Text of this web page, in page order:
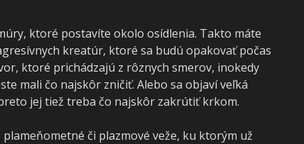
ktoré postavíte okolo osídlenia. Takto máte
kreatúr, ktoré sa budú opakovať počas
ktoré prichádzajú z rôznych smerov, inokedy
mali čo najskôr zničiť. Alebo sa objaví veľká
jej tiež treba čo najskôr zakrútiť krkom.
či plazmové veže, ku ktorým už